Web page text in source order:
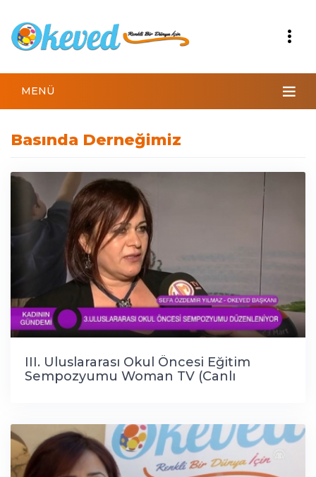
MENÜ
Basında Derneğimiz
III. Uluslararası Okul Öncesi Eğitim
Sempozyumu Woman TV (Canlı